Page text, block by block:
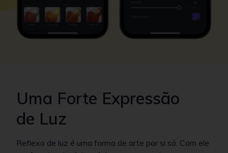
Uma Forte Expressão
de Luz
Reflexo de luz é uma forma de arte por si só. Com ele